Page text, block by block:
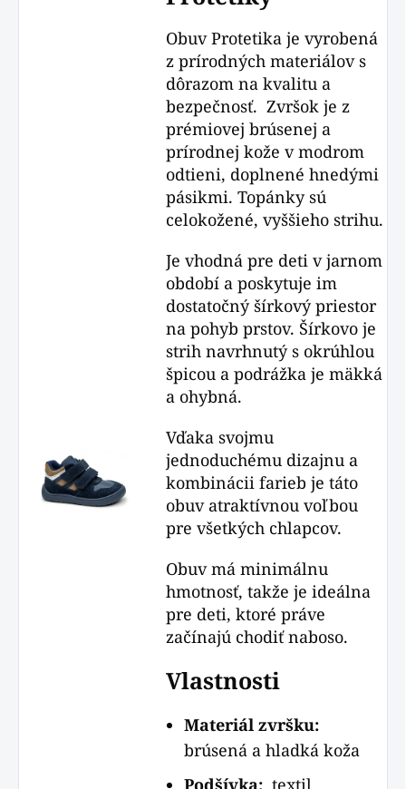
Obuv Protetika je vyrobená
z prírodných materiálov s
dôrazom na kvalitu a
bezpečnosť. Zvršok je z
prémiovej brúsenej a
prírodnej kože v modrom
odtieni, doplnené hnedými
pásikmi. Topánky sú
celokožené, vyššieho strihu.
Je vhodná pre deti v jarnom
období a poskytuje im
dostatočný šírkový priestor
na pohyb prstov. Šírkovo je
strih navrhnutý s okrúhlou
špicou a podrážka je mäkká
a ohybná.
Vďaka svojmu
jednoduchému dizajnu a
kombinácii farieb je táto
obuv atraktívnou voľbou
pre všetkých chlapcov.
Obuv má minimálnu
hmotnosť, takže je ideálna
pre deti, ktoré práve
začínajú chodiť naboso.
Vlastnosti
Materiál zvršku:
brúsená a hladká koža
Podšívka: textil